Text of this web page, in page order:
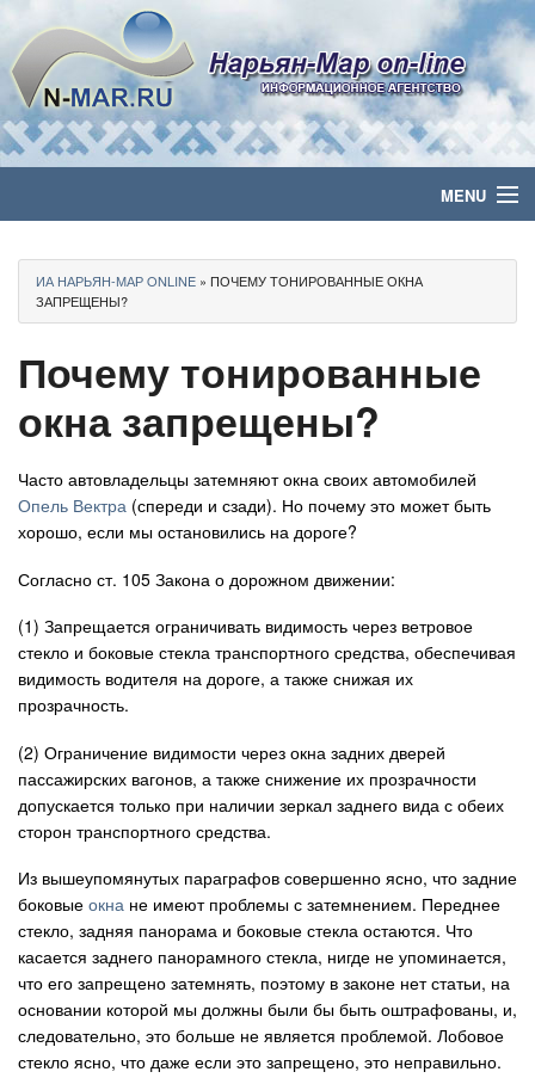
MENU
Политика
Бизнес
Общество
Авто
Спорт
Контакты
ИА НАРЬЯН-МАР ONLINE » ПОЧЕМУ ТОНИРОВАННЫЕ ОКНА
ЗАПРЕЩЕНЫ?
Почему тонированные
окна запрещены?
Часто автовладельцы затемняют окна своих автомобилей
Опель Вектра (спереди и сзади). Но почему это может быть
хорошо, если мы остановились на дороге?
Согласно ст. 105 Закона о дорожном движении:
(1) Запрещается ограничивать видимость через ветровое
стекло и боковые стекла транспортного средства, обеспечивая
видимость водителя на дороге, а также снижая их
прозрачность.
(2) Ограничение видимости через окна задних дверей
пассажирских вагонов, а также снижение их прозрачности
допускается только при наличии зеркал заднего вида с обеих
сторон транспортного средства.
Из вышеупомянутых параграфов совершенно ясно, что задние
боковые окна не имеют проблемы с затемнением. Переднее
стекло, задняя панорама и боковые стекла остаются. Что
касается заднего панорамного стекла, нигде не упоминается,
что его запрещено затемнять, поэтому в законе нет статьи, на
основании которой мы должны были бы быть оштрафованы, и,
следовательно, это больше не является проблемой. Лобовое
стекло ясно, что даже если это запрещено, это неправильно.